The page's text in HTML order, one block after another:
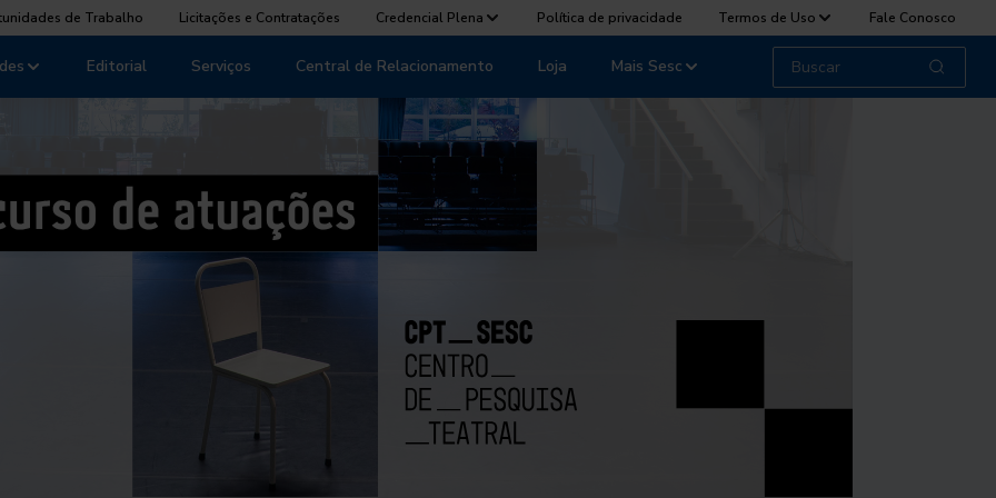
de Trabalho Licitações e Contratações Credencial Plena Política de privacidade Termos de Uso Fale Conosco
Editorial Serviços Central de Relacionamento Loja Mais Sesc